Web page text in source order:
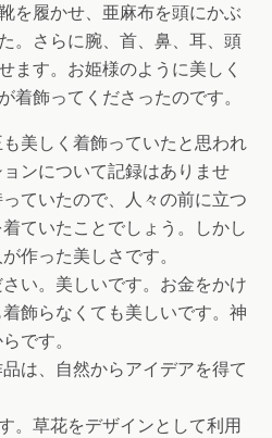
を履かせ、亜麻布を頭にかぶ
。さらに腕、首、鼻、耳、頭
ます。お姫様のように美しく
着飾ってくださったのです。
美しく着飾っていたと思われ
ンについて記録はありませ
ていたので、人々の前に立つ
ていたことでしょう。しかし
作った美しさです。
い。美しいです。お金をかけ
飾らなくても美しいです。神
です。
は、自然からアイデアを得て
。草花をデザインとして利用